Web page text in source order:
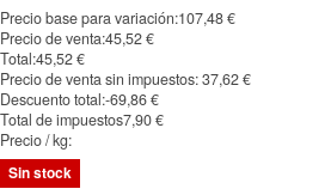
Precio base para variación:107,48 €
Precio de venta:45,52 €
Total:45,52 €
Precio de venta sin impuestos:37,62 €
Descuento total:-69,86 €
Total de impuestos7,90 €
Precio / kg:
Sin stock